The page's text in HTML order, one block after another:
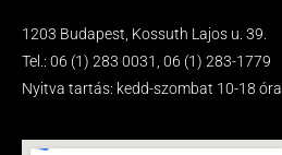
1203 Budapest, Kossuth Lajos u. 39.
Tel.: 06 (1) 283 0031, 06 (1) 283-1779
Nyitva tartás: kedd-szombat 10-18 óra